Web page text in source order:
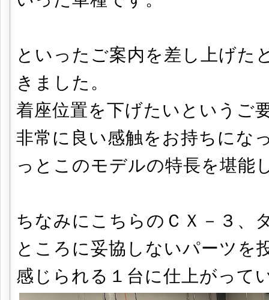
といったご案内を差し上げた
きました。
着座位置を下げたいというご
非常に良い感触をお持ちにな
っとこのモデルの特長を堪能
ちなみにこちらのＣＸ－３、
ところに妥協しないパーツを
感じられる１台に仕上がって